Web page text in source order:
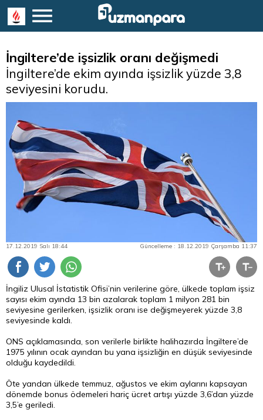
İngiltere’de işsizlik oranı değişmedi
İngiltere’de ekim ayında işsizlik yüzde 3,8
seviyesini korudu.
17.12.2019 Salı 18:44 Güncelleme : 18.12.2019 Çarşamba 11:37
İngiliz Ulusal İstatistik Ofisi’nin verilerine göre, ülkede toplam işsiz
sayısı ekim ayında 13 bin azalarak toplam 1 milyon 281 bin
seviyesine gerilerken, işsizlik oranı ise değişmeyerek yüzde 3,8
seviyesinde kaldı.
ONS açıklamasında, son verilerle birlikte halihazırda İngiltere’de
1975 yılının ocak ayından bu yana işsizliğin en düşük seviyesinde
olduğu kaydedildi.
Öte yandan ülkede temmuz, ağustos ve ekim aylarını kapsayan
dönemde bonus ödemeleri hariç ücret artışı yüzde 3,6’dan yüzde
3,5’e geriledi.